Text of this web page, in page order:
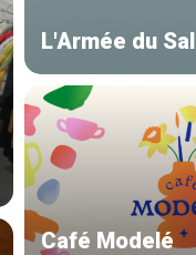
L'Armée du
Café Modelé